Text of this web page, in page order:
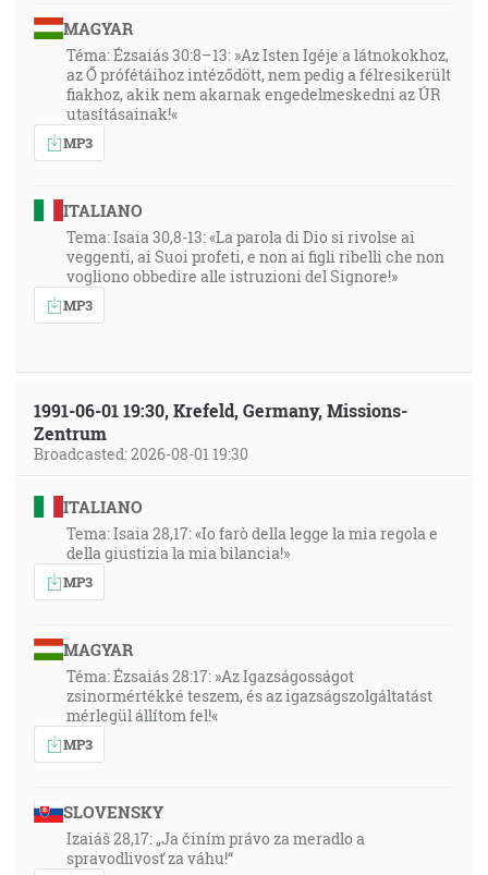
MAGYAR
Téma: Ézsaiás 30:8–13: »Az Isten Igéje a látnokokhoz,
az Ő prófétáihoz intéződött, nem pedig a félresikerült
fiakhoz, akik nem akarnak engedelmeskedni az ÚR
utasításainak!«
MP3
ITALIANO
Tema: Isaia 30,8-13: «La parola di Dio si rivolse ai
veggenti, ai Suoi profeti, e non ai figli ribelli che non
vogliono obbedire alle istruzioni del Signore!»
MP3
1991-06-01 19:30, Krefeld, Germany, Missions-
Zentrum
Broadcasted: 2026-08-01 19:30
ITALIANO
Tema: Isaia 28,17: «Io farò della legge la mia regola e
della giustizia la mia bilancia!»
MP3
MAGYAR
Téma: Ézsaiás 28:17: »Az Igazságosságot
zsinormértékké teszem, és az igazságszolgáltatást
mérlegül állítom fel!«
MP3
SLOVENSKY
Izaiáš 28,17: „Ja činím právo za meradlo a
spravodlivosť za váhu!“